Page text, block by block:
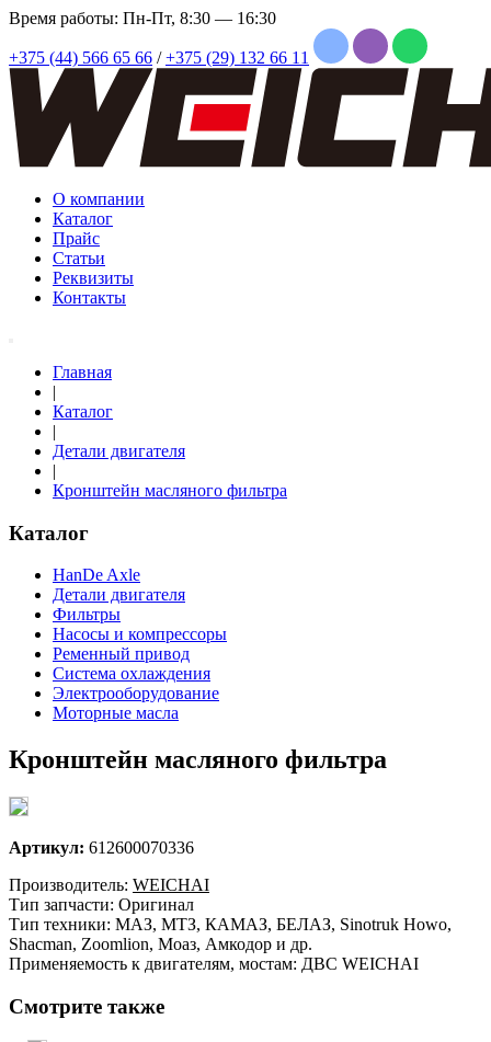
Время работы: Пн-Пт, 8:30 — 16:30
+375 (44) 566 65 66 / +375 (29) 132 66 11
О компании
Каталог
Прайс
Статьи
Реквизиты
Контакты
Главная
|
Каталог
|
Детали двигателя
|
Кронштейн масляного фильтра
Каталог
HanDe Axle
Детали двигателя
Фильтры
Насосы и компрессоры
Ременный привод
Система охлаждения
Электрооборудование
Моторные масла
Кронштейн масляного фильтра
Артикул: 612600070336
Производитель: WEICHAI
Тип запчасти: Оригинал
Тип техники: МАЗ, МТЗ, КАМАЗ, БЕЛАЗ, Sinotruk Howo,
Shacman, Zoomlion, Моаз, Амкодор и др.
Применяемость к двигателям, мостам: ДВС WEICHAI
Смотрите также